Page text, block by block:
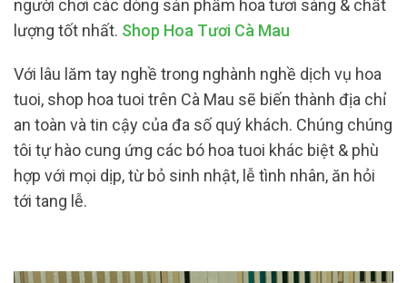
người chơi các dòng sản phẩm hoa tươi sáng & chất
lượng tốt nhất. Shop Hoa Tươi Cà Mau
Với lâu lăm tay nghề trong nghành nghề dịch vụ hoa
tuoi, shop hoa tuoi trên Cà Mau sẽ biến thành địa chỉ
an toàn và tin cậy của đa số quý khách. Chúng chúng
tôi tự hào cung ứng các bó hoa tuoi khác biệt & phù
hợp với mọi dịp, từ bỏ sinh nhật, lễ tình nhân, ăn hỏi
tới tang lễ.